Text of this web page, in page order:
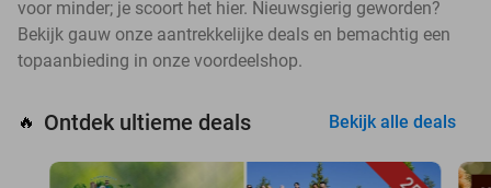
voor minder; je scoort het hier. Nieuwsgierig geworden?
Bekijk gauw onze aantrekkelijke deals en bemachtig een
topaanbieding in onze voordeelshop.
🔥 Ontdek ultieme deals Bekijk alle deals